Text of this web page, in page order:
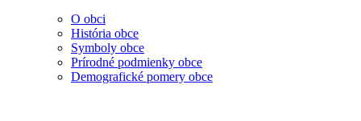
O obci
História obce
Symboly obce
Prírodné podmienky obce
Demografické pomery obce